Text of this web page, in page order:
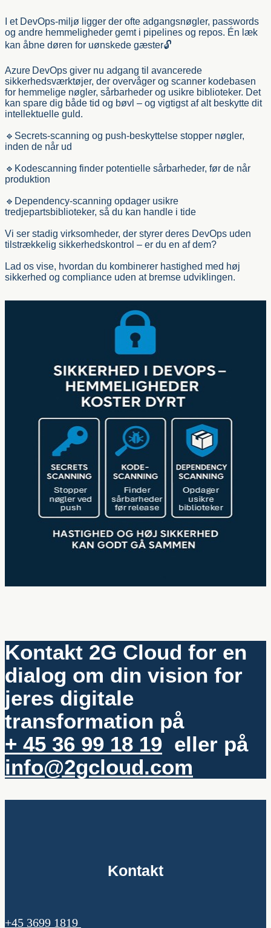
I et DevOps‑miljø ligger der ofte adgangsnøgler, passwords
og andre hemmeligheder gemt i pipelines og repos. Én læk
kan åbne døren for uønskede gæster🔓
Azure DevOps giver nu adgang til avancerede
sikkerhedsværktøjer, der overvåger og scanner kodebasen
for hemmelige nøgler, sårbarheder og usikre biblioteker. Det
kan spare dig både tid og bøvl – og vigtigst af alt beskytte dit
intellektuelle guld.
🔹Secrets-scanning og push‑beskyttelse stopper nøgler,
inden de når ud
🔹Kodescanning finder potentielle sårbarheder, før de når
produktion
🔹Dependency-scanning opdager usikre
tredjepartsbiblioteker, så du kan handle i tide
Vi ser stadig virksomheder, der styrer deres DevOps uden
tilstrækkelig sikkerhedskontrol – er du en af dem?
Lad os vise, hvordan du kombinerer hastighed med høj
sikkerhed og compliance uden at bremse udviklingen.
Kontakt 2G Cloud for en
dialog om din vision for
jeres digitale
transformation på
+ 45 36 99 18 19 eller på
info@2gcloud.com
Kontakt
+45 3699 1819